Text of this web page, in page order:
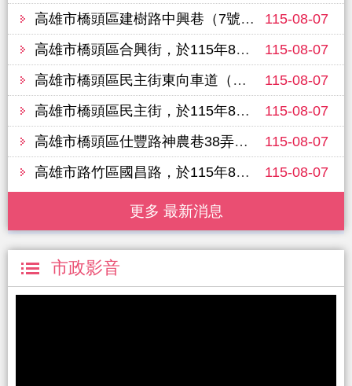
115-08-07
高雄市橋頭區建樹路中興巷（7號至19號），於115年8月11日進行路面改善工程，敬請行經車輛提前改道並注意行車安全
115-08-07
高雄市橋頭區合興街，於115年8月11日進行路面改善工程，敬請行經車輛提前改道並注意行車安全
115-08-07
高雄市橋頭區民主街東向車道（白樹路六合巷至樹德路208巷），於115年8月11日進行路面改善工程，敬請行經車輛提前改道並注意行車安全
115-08-07
高雄市橋頭區民主街，於115年8月11日進行路面改善工程，敬請行經車輛提前改道並注意行車安全
115-08-07
高雄市橋頭區仕豐路神農巷38弄（三民路至仕豐路），於115年8月11日進行路面改善工程，敬請行經車輛提前改道並注意行車安全
115-08-07
高雄市路竹區國昌路，於115年8月13日進行路面改善工程，敬請行經車輛提前改道並注意行車安全
更多 最新消息
市政影音